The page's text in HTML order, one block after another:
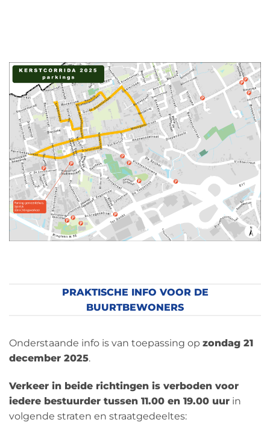
PRAKTISCHE INFO VOOR DE
BUURTBEWONERS
Onderstaande info is van toepassing op zondag 21
december 2025.
Verkeer in beide richtingen is verboden voor
iedere bestuurder tussen 11.00 en 19.00 uur in
volgende straten en straatgedeeltes: